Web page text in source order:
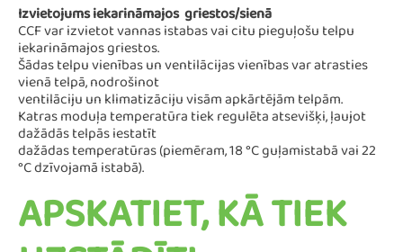
Izvietojums iekarināmajos griestos/sienā
CCF var izvietot vannas istabas vai citu pieguļošu telpu
iekarināmajos griestos.
Šādas telpu vienības un ventilācijas vienības var atrasties
vienā telpā, nodrošinot
ventilāciju un klimatizāciju visām apkārtējām telpām.
Katras moduļa temperatūra tiek regulēta atsevišķi, ļaujot
dažādās telpās iestatīt
dažādas temperatūras (piemēram, 18 °C guļamistabā vai 22
°C dzīvojamā istabā).
APSKATIET, KĀ TIEK